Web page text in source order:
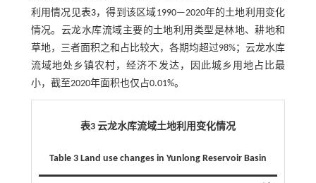
利用情况见表3，得到该区域1990—2020年的土地利用变化
情况。云龙水库流域主要的土地利用类型是林地、耕地和
草地，三者面积之和占比较大，各期均超过98%；云龙水库
流域地处乡镇农村，经济不发达，因此城乡用地占比最
小，截至2020年面积也仅占0.01%。
表3 云龙水库流域土地利用变化情况
Table 3 Land use changes in Yunlong Reservoir Basin